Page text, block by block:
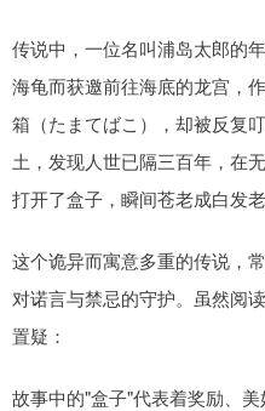
传说中，一位名叫浦岛太郎的
海龟而获邀前往海底的龙宫，
箱（たまてばこ），却被反复
土，发现人世已隔三百年，在
打开了盒子，瞬间苍老成白发老
这个诡异而寓意多重的传说，
对诺言与禁忌的守护。虽然阅
置疑：
故事中的"盒子"代表着奖励、